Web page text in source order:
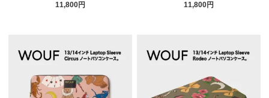
11,800円
11,800円